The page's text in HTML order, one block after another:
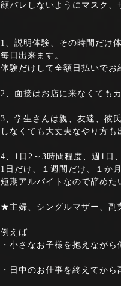
顔バレしないようにマスク、
1、説明体験、その時間だけ
毎日出来ます。
体験だけして全額日払いで
2、面接はお店に来なくても
3、学生さんは親、友達、彼
しなくても大丈夫なやり方も
4、1日2～3時間程度、週1日
1日だけ、１週間だけ、１か
短期アルバイトなので辞めた
★主婦、シングルマザー、副
例えば
・小さなお子様を抱えなが
・日中のお仕事を終えてか